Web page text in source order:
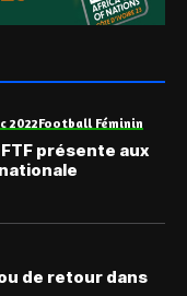
2022Football Féminin
FTF présente aux
de retour dans